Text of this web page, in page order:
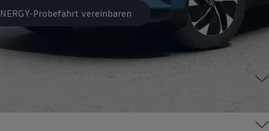
Probefahrt vereinbaren